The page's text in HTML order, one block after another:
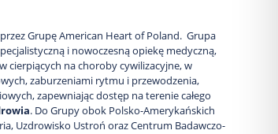
Grupę American Heart of Poland. Grupa
i nowoczesną opiekę medyczną,
cierpiących na choroby cywilizacyjne, w
zaburzeniami rytmu i przewodzenia,
zapewniając dostęp na terenie całego
. Do Grupy obok Polsko-Amerykańskich
Uzdrowisko Ustroń oraz Centrum Badawczo-